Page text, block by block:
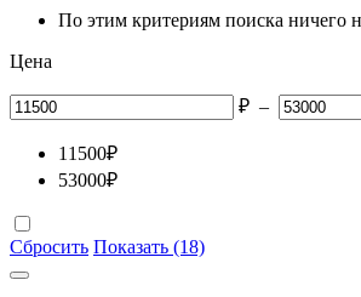
По этим критериям поиска ничего
Цена
₽ –
11500₽
53000₽
Сбросить Показать (18)